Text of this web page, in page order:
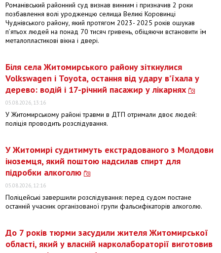
Романівський районний суд визнав винним і призначив 2 роки
позбавлення волі уродженцю селища Великі Коровинці
Чуднівського району, який протягом 2023- 2025 років ошукав
пʼятьох людей на понад 70 тисяч гривень, обіцяючи встановити їм
металопластикові вікна і двері.
Біля села Житомирського району зіткнулися
Volkswagen і Toyota, остання від удару вʼїхала у
дерево: водій і 17-річний пасажир у лікарнях
05.08.2026, 13:16
У Житомирському районі травми в ДТП отримали двоє людей:
поліція проводить розслідування.
У Житомирі судитимуть екстрадованого з Молдови
іноземця, який поштою надсилав спирт для
підробки алкоголю
05.08.2026, 12:16
Поліцейські завершили розслідування: перед судом постане
останній учасник організованої групи фальсифікаторів алкоголю.
До 7 років тюрми засудили жителя Житомирської
області, який у власній нарколабораторії виготовив